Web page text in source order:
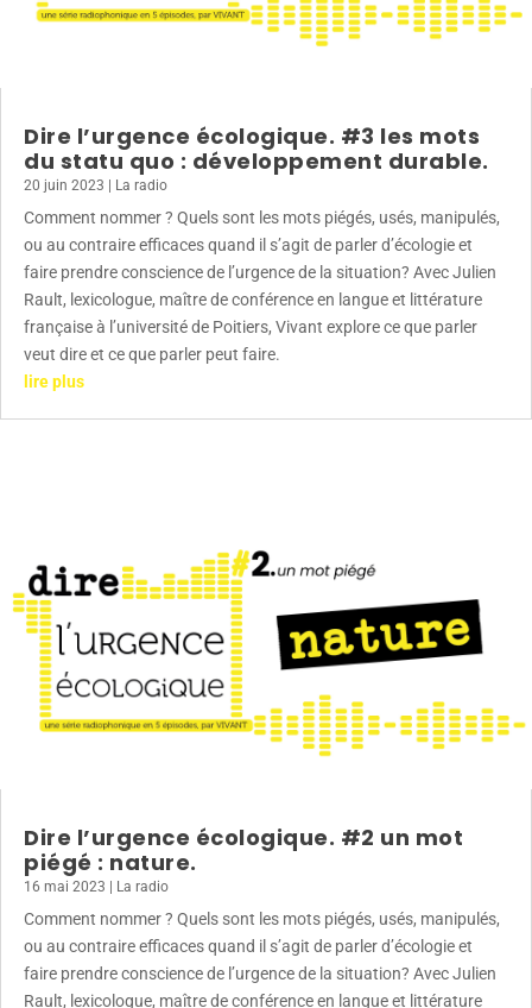
Dire l’urgence écologique. #3 les mots
du statu quo : développement durable.
20 juin 2023 La radio
Comment nommer ? Quels sont les mots piégés, usés, manipulés,
ou au contraire efficaces quand il s’agit de parler d’écologie et
faire prendre conscience de l’urgence de la situation? Avec Julien
Rault, lexicologue, maître de conférence en langue et littérature
française à l’université de Poitiers, Vivant explore ce que parler
veut dire et ce que parler peut faire.
lire plus
Dire l’urgence écologique. #2 un mot
piégé : nature.
16 mai 2023 La radio
Comment nommer ? Quels sont les mots piégés, usés, manipulés,
ou au contraire efficaces quand il s’agit de parler d’écologie et
faire prendre conscience de l’urgence de la situation? Avec Julien
Rault, lexicologue, maître de conférence en langue et littérature